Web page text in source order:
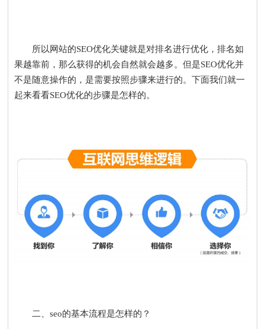
所以网站的SEO优化关键就是对排名进行优化，排名如
果越靠前，那么获得的机会自然就会越多。但是SEO优化并
不是随意操作的，是需要按照步骤来进行的。下面我们就一
起来看看SEO优化的步骤是怎样的。
二、seo的基本流程是怎样的？